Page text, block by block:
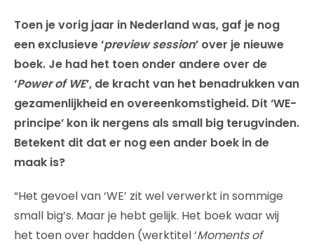
Toen je vorig jaar in Nederland was, gaf je nog
een exclusieve ‘preview session’ over je nieuwe
boek. Je had het toen onder andere over de
‘Power of WE’, de kracht van het benadrukken van
gezamenlijkheid en overeenkomstigheid. Dit ‘WE-
principe’ kon ik nergens als small big terugvinden.
Betekent dit dat er nog een ander boek in de
maak is?
“Het gevoel van ‘WE’ zit wel verwerkt in sommige
small big’s. Maar je hebt gelijk. Het boek waar wij
het toen over hadden (werktitel ‘Moments of